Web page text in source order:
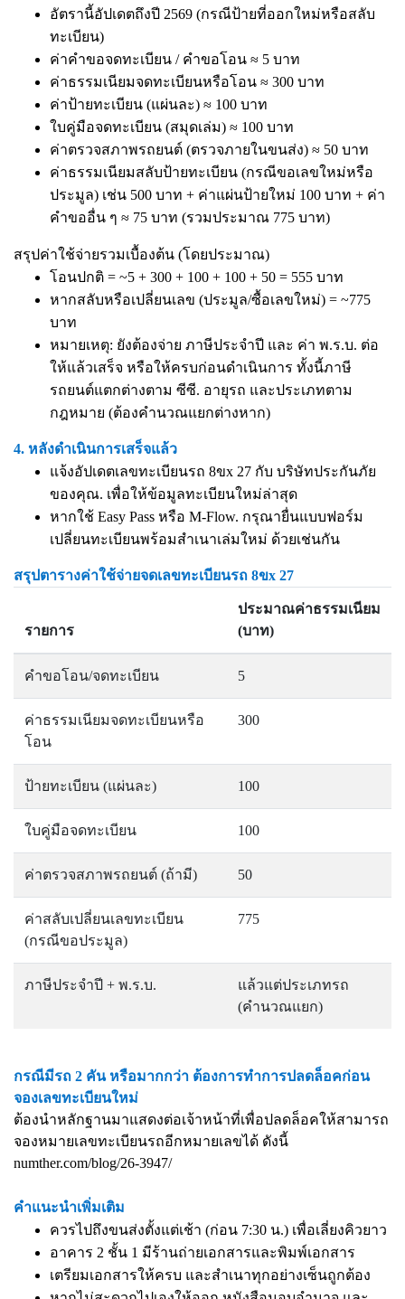
อัตรานี้อัปเดตถึงปี 2569 (กรณีป้ายที่ออกใหม่หรือสลับ
ทะเบียน)
ค่าคำขอจดทะเบียน / คำขอโอน ≈ 5 บาท
ค่าธรรมเนียมจดทะเบียนหรือโอน ≈ 300 บาท
ค่าป้ายทะเบียน (แผ่นละ) ≈ 100 บาท
ใบคู่มือจดทะเบียน (สมุดเล่ม) ≈ 100 บาท
ค่าตรวจสภาพรถยนต์ (ตรวจภายในขนส่ง) ≈ 50 บาท
ค่าธรรมเนียมสลับป้ายทะเบียน (กรณีขอเลขใหม่หรือ
ประมูล) เช่น 500 บาท + ค่าแผ่นป้ายใหม่ 100 บาท + ค่า
คำขออื่น ๆ ≈ 75 บาท (รวมประมาณ 775 บาท)
สรุปค่าใช้จ่ายรวมเบื้องต้น (โดยประมาณ)
โอนปกติ = ~5 + 300 + 100 + 100 + 50 = 555 บาท
หากสลับหรือเปลี่ยนเลข (ประมูล/ซื้อเลขใหม่) = ~775
บาท
หมายเหตุ: ยังต้องจ่าย ภาษีประจำปี และ ค่า พ.ร.บ. ต่อ
ให้แล้วเสร็จ หรือให้ครบก่อนดำเนินการ ทั้งนี้ภาษี
รถยนต์แตกต่างตาม ซีซี. อายุรถ และประเภทตาม
กฎหมาย (ต้องคำนวณแยกต่างหาก)
4. หลังดำเนินการเสร็จแล้ว
แจ้งอัปเดตเลขทะเบียนรถ 8ขx 27 กับ บริษัทประกันภัย
ของคุณ. เพื่อให้ข้อมูลทะเบียนใหม่ล่าสุด
หากใช้ Easy Pass หรือ M-Flow. กรุณายื่นแบบฟอร์ม
เปลี่ยนทะเบียนพร้อมสำเนาเล่มใหม่ ด้วยเช่นกัน
สรุปตารางค่าใช้จ่ายจดเลขทะเบียนรถ 8ขx 27
รายการ
ประมาณค่าธรรมเนียม
(บาท)
คำขอโอน/จดทะเบียน 5
ค่าธรรมเนียมจดทะเบียนหรือ
โอน
300
ป้ายทะเบียน (แผ่นละ) 100
ใบคู่มือจดทะเบียน 100
ค่าตรวจสภาพรถยนต์ (ถ้ามี) 50
ค่าสลับเปลี่ยนเลขทะเบียน
(กรณีขอประมูล)
775
ภาษีประจำปี + พ.ร.บ.
แล้วแต่ประเภทรถ
(คำนวณแยก)
กรณีมีรถ 2 คัน หรือมากกว่า ต้องการทำการปลดล็อคก่อน
จองเลขทะเบียนใหม่
ต้องนำหลักฐานมาแสดงต่อเจ้าหน้าที่เพื่อปลดล็อคให้สามารถ
จองหมายเลขทะเบียนรถอีกหมายเลขได้ ดังนี้
numther.com/blog/26-3947/
คำแนะนำเพิ่มเติม
ควรไปถึงขนส่งตั้งแต่เช้า (ก่อน 7:30 น.) เพื่อเลี่ยงคิวยาว
อาคาร 2 ชั้น 1 มีร้านถ่ายเอกสารและพิมพ์เอกสาร
เตรียมเอกสารให้ครบ และสำเนาทุกอย่างเซ็นถูกต้อง